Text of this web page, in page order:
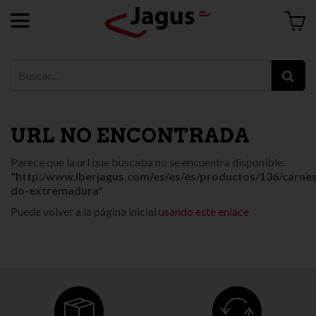
URL NO ENCONTRADA
Parece que la url que buscaba no se encuentra disponible:
"http:/www.iberjagus.com/es/es/es/productos/136/
do-extremadura"
Puede volver a la página inicial usando este enlace